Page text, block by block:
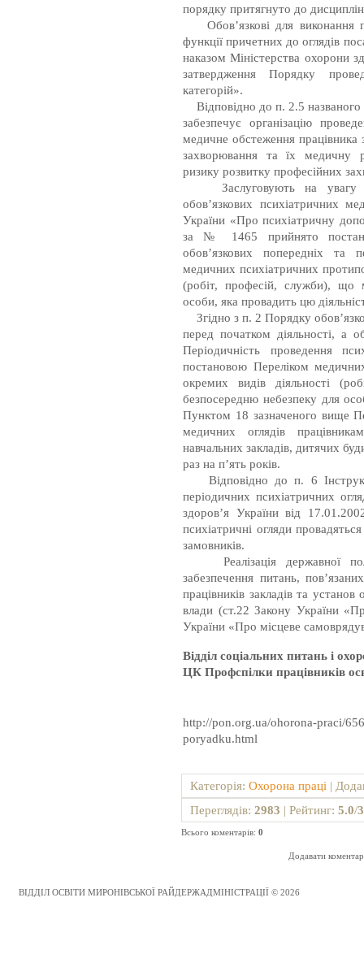
порядку притягнуто до
Обов’язкові для виконання
функції причетних до оглядів
наказом Міністерства охорони
затвердження Порядку
категорій».
Відповідно до п. 2.5
забезпечує організацію
медичне обстеження працівника
захворювання та їх медичну
ризику розвитку професійних
Заслуговують на увагу
обов’язкових психіатричних
України «Про психіатричну
за № 1465 прийнято
обов’язкових попередніх та
медичних психіатричних
(робіт, професій, служби), що
особи, яка провадить цю
Згідно з п. 2 Порядку
перед початком діяльності, а
Періодичність проведення
постановою Переліком
окремих видів діяльності
безпосередню небезпеку для
Пунктом 18 зазначеного вище
медичних оглядів
навчальних закладів, дитячих
раз на п’ять років.
Відповідно до п. 6
періодичних психіатричних
здоров’я України від
психіатричні огляди
замовників.
Реалізація державної
забезпечення питань,
працівників закладів та установ
влади (ст.22 Закону України
України «Про місцеве
Відділ соціальних питань і
ЦК Профспілки працівників
http://pon.org.ua/ohorona-praci/
poryadku.html
Категорія: Охорона праці |
Переглядів: 2983 | Рейтинг: 5.0/
Всього коментарів: 0
Додавати
ВІДДІЛ ОСВІТИ МИРОНІВСЬКОЇ РАЙДЕРЖАДМІНІСТРАЦІЇ © 2026